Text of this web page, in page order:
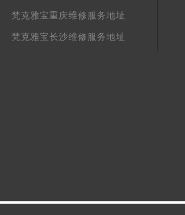
梵克雅宝重庆维修服务地址
梵克雅宝长沙维修服务地址